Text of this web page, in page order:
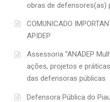
obras de defensores(as)
COMUNICADO
APIDEP
Assessoria “ANADEP
ações, projetos e
das defensoras públicas
Defensora Pública do